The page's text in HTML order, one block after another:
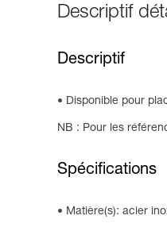
Descriptif
Descriptif
Disponible pour
NB : Pour les
Spécifications
Matière(s): acier